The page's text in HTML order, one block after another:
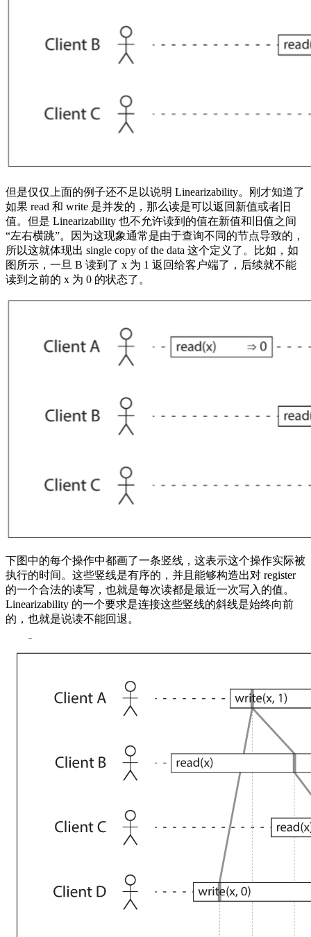
但是仅仅上面的例子还不足以说明 Linearizability。刚才知道了
如果 read 和 write 是并发的，那么读是可以返回新值或者旧
值。但是 Linearizability 也不允许读到的值在新值和旧值之间
“左右横跳”。因为这现象通常是由于查询不同的节点导致的，
所以这就体现出 single copy of the data 这个定义了。比如，如
图所示，一旦 B 读到了 x 为 1 返回给客户端了，后续就不能
读到之前的 x 为 0 的状态了。
下图中的每个操作中都画了一条竖线，这表示这个操作实际被
执行的时间。这些竖线是有序的，并且能够构造出对 register
的一个合法的读写，也就是每次读都是最近一次写入的值。
Linearizability 的一个要求是连接这些竖线的斜线是始终向前
的，也就是说读不能回退。